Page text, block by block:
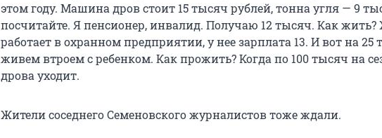
этом году. Машина дров стоит 15 тысяч рублей, тонна угля — 9
посчитайте. Я пенсионер, инвалид. Получаю 12 тысяч. Как
работает в охранном предприятии, у нее зарплата 13. И вот на
живем втроем с ребенком. Как прожить? Когда по 100 тысяч на
дрова уходит.
Жители соседнего Семеновского журналистов тоже ждали.